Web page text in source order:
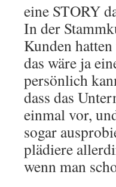
eine STORY
In der
Kunden
das wäre ja
persönlich
dass das
einmal vor,
sogar
plädiere
wenn man